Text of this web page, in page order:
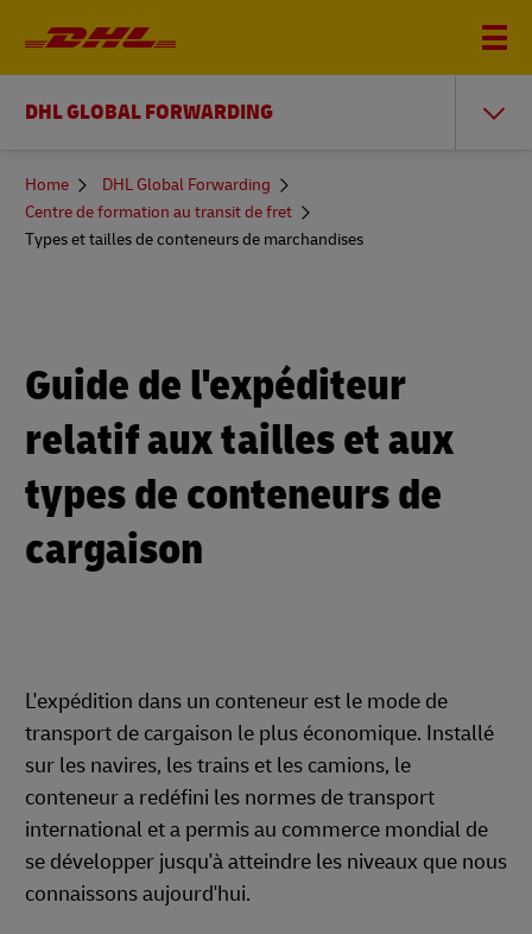
DHL GLOBAL FORWARDING
You
here
Home
DHL Global Forwarding
Centre de formation au transit de fret
Types et tailles de conteneurs de marchandises
Guide de l'expéditeur
relatif aux tailles et aux
types de conteneurs de
cargaison
L'expédition dans un conteneur est le mode de
transport de cargaison le plus économique. Installé
sur les navires, les trains et les camions, le
conteneur a redéfini les normes de transport
international et a permis au commerce mondial de
se développer jusqu'à atteindre les niveaux que nous
connaissons aujourd'hui.